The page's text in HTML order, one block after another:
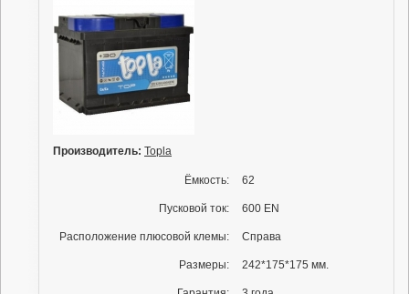
Производитель: Topla
Ёмкость: 62
Пусковой ток: 600 EN
Расположение плюсовой клемы: Справа
Размеры: 242*175*175 мм.